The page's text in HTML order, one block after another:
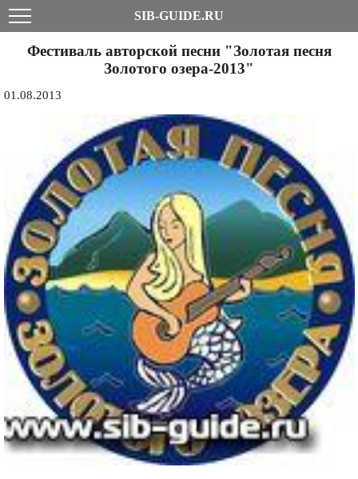
SIB-GUIDE.RU
Фестиваль авторской песни "Золотая песня
Золотого озера-2013"
01.08.2013